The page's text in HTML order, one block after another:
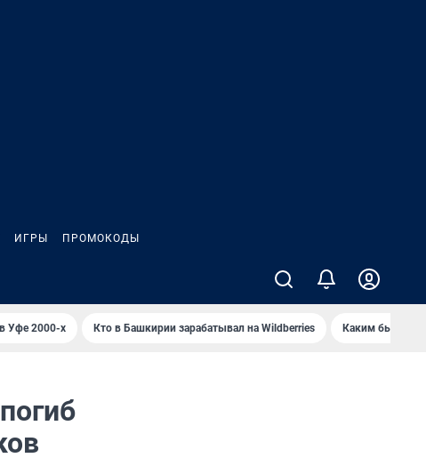
ИГРЫ ПРОМОКОДЫ
Уфе 2000-х Кто в Башкирии зарабатывал на Wildberries Каким было